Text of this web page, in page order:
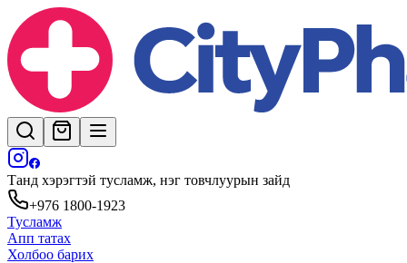
Танд хэрэгтэй тусламж, нэг товчлуурын зайд
+976 1800-1923
Тусламж
Апп татах
Холбоо барих